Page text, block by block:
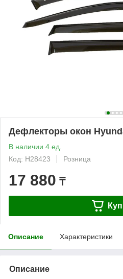
Дефлекторы окон
В наличии 4 ед.
Код: H28423
Розница
17 880 ₸
Описание Характеристики
Описание